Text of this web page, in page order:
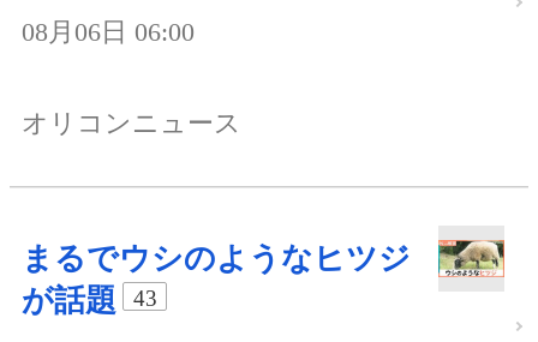
08月06日 06:00
オリコンニュース
まるでウシのようなヒツジ
が話題
43